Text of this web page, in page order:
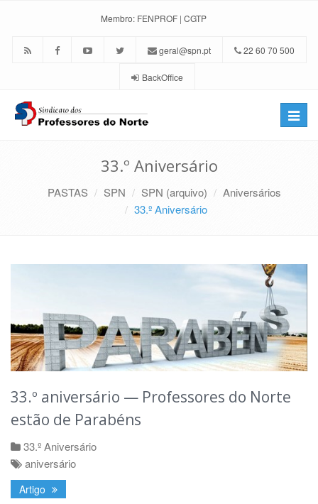
Membro: FENPROF | CGTP
geral@spn.pt 22 60 70 500
BackOffice
Toggle
33.º Aniversário
PASTAS SPN SPN (arquivo)
Aniversários
33.º Aniversário
33.º aniversário — Professores do Norte
estão de Parabéns
33.º Aniversário
aniversário
Artigo